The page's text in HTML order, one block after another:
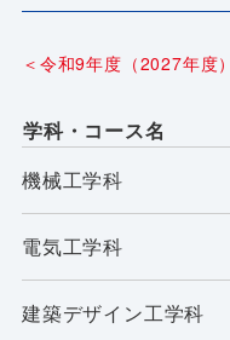
＜令和9年度（2027年
学科・コース名
機械工学科
電気工学科
建築デザイン工学科